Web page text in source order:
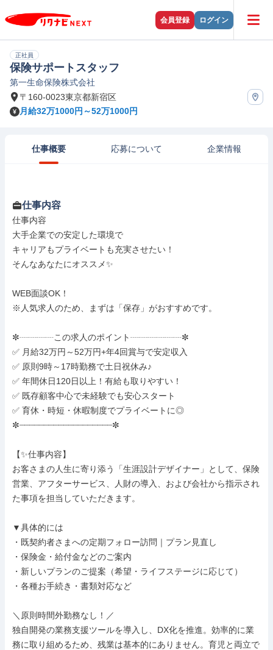
会員登録 ログイン
正社員
保険サポートスタッフ
第一生命保険株式会社
〒160-0023東京都新宿区
月給32万1000円～52万1000円
仕事概要 応募について 企業情報
仕事内容
仕事内容
大手企業での安定した環境で
キャリアもプライベートも充実させたい！
そんなあなたにオススメ✨
WEB面談OK！
※人気求人のため、まずは「保存」がおすすめです。
✼┈┈┈┈この求人のポイント┈┈┈┈┈┈✼
✅ 月給32万円～52万円+年4回賞与で安定収入
✅ 原則9時～17時勤務で土日祝休み♪
✅ 年間休日120日以上！有給も取りやすい！
✅ 既存顧客中心で未経験でも安心スタート
✅ 育休・時短・休暇制度でプライベートに◎
✼┈┈┈┈┈┈┈┈┈┈┈┈┈┈┈┈┈┈┈✼
【✨仕事内容】
お客さまの人生に寄り添う「生涯設計デザイナー」として、保険
営業、アフターサービス、人財の導入、および会社から指示され
た事項を担当していただきます。
▼具体的には
・既契約者さまへの定期フォロー訪問｜プラン見直し
・保険金・給付金などのご案内
・新しいプランのご提案（希望・ライフステージに応じて）
・各種お手続き・書類対応など
＼原則時間外勤務なし！／
独自開発の業務支援ツールを導入し、DX化を推進。効率的に業
務に取り組めるため、残業は基本的にありません。育児と両立で